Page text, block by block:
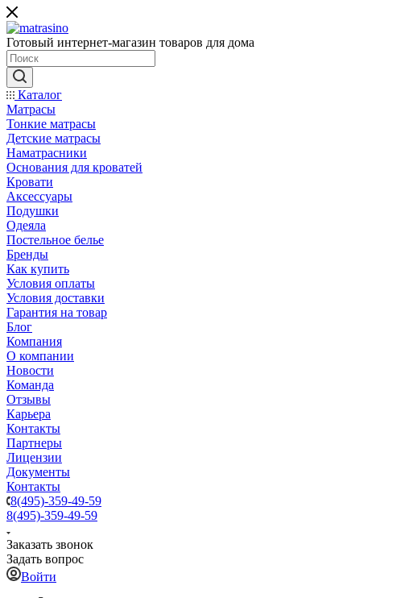
Готовый интернет-магазин товаров для дома
Каталог
Матрасы
Тонкие матрасы
Детские матрасы
Наматрасники
Основания для кроватей
Кровати
Аксессуары
Подушки
Одеяла
Постельное белье
Бренды
Как купить
Условия оплаты
Условия доставки
Гарантия на товар
Блог
Компания
О компании
Новости
Команда
Отзывы
Карьера
Контакты
Партнеры
Лицензии
Документы
Контакты
8(495)-359-49-59
8(495)-359-49-59
Заказать звонок
Задать вопрос
Войти